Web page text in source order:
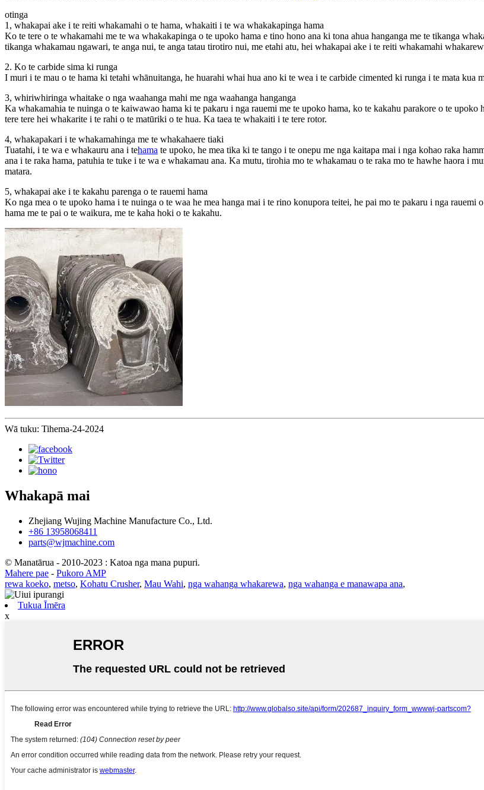
otinga
1, whakapai ake i te reiti whakamahi o te hama, whakaiti i te wa whakakapinga hama
Ko te tere o te whakamahi me te wa whakakapinga o te upoko hama e tino hono ana ki tona ahua hanganga me te tikanga
tikanga whakamau ngawari, te anga nui, te anga tatau tirotiro nui, me etahi atu, hei whakapai ake i te reiti whakamahi
2. Ko te carbide sima ki runga
I muri i te mau o te hama ki tetahi whānuitanga, he huarahi whai hua ano ki te wea i te carbide cimented ki runga i te mata kua
3, whiriwhiringa whaitake o nga waahanga mahi me nga waahanga hanganga
Ka whakamahia te nuinga o te kaiwawao hama ki te pakaru i nga rauemi me te upoko hama, ko te kakahu parakore o te
tere tere hei whakarite i te rahi o te matūriki o te hua. Ka taea te whakaiti i te tere rotor.
4, whakapakari i te whakamahinga me te whakahaere tiaki
Tuatahi, i te wa e whakauru ana i tehama te upoko, he mea tika ki te tango i te onepu me nga kaitapa mai i nga kohao raka
ana i te raka hama, patuhia te tuke i te wa e whakamau ana. Ka mutu, tirohia mo te whakamau o te raka mo te hawhe haora i
matara.
5, whakapai ake i te kakahu parenga o te rauemi hama
Ko nga mea o te upoko hama i te nuinga o te waa he mea hanga mai i te rino konupora teitei, he pai mo te pakaru i nga
hama me te pai o te waikura, me te kaha hoki o te kakahu.
Wā tuku: Tihema-24-2024
Whakapā mai
Zhejiang Wujing Machine Manufacture Co., Ltd.
+86 13958068411
parts@wjmachine.com
© Manatārua - 2010-2023 : Katoa nga mana pupuri.
Mahere pae - Pukoro AMP
rewa koeko, metso, Kohatu Crusher, Mau Wahi, nga wahanga whakarewa, nga wahanga e manawapa ana,
Tukua Īmēra
x